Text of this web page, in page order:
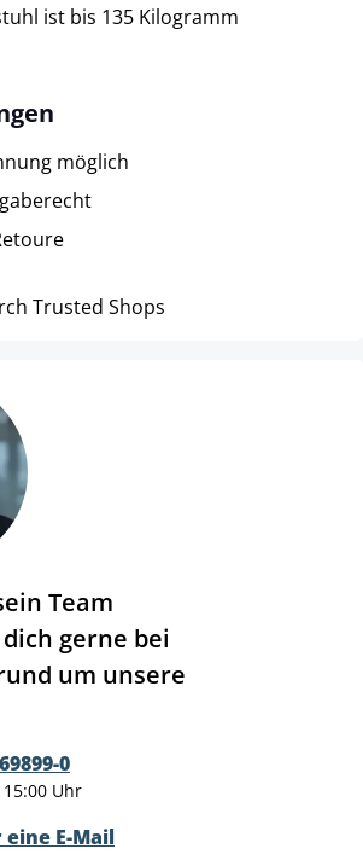
ist bis 135 Kilogramm
möglich
Trusted Shops
Team
gerne bei
um unsere
0
Uhr
E-Mail